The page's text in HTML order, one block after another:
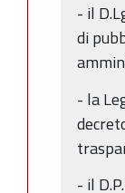
- il
di
- la
- il